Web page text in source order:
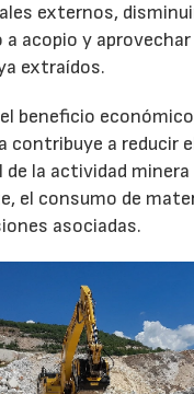
externos,
a acopio y
extraídos.
beneficio
contribuye a reducir
de la actividad
el consumo de
asociadas.